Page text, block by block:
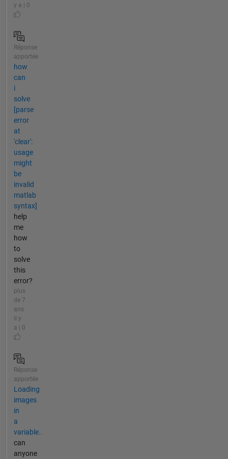
y a | 0
Réponse
apportée
how
can
i
solve
[parse
error
at
'clear':
usage
might
be
invalid
matlab
syntax]
help
me
how
to
solve
this
error?
plus
de 7
ans
il y
a | 0
Réponse
apportée
Loading
images
in
a
variable..
can
anyone